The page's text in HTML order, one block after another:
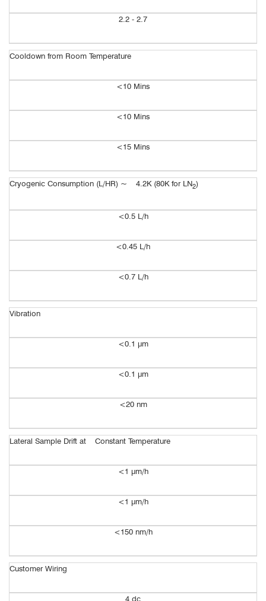
2.2 - 2.7
Cooldown from Room Temperature
<10 Mins
<10 Mins
<15 Mins
Cryogenic Consumption (L/HR) ~ 4.2K (80K for LN2)
<0.5 L/h
<0.45 L/h
<0.7 L/h
Vibration
<0.1 μm
<0.1 μm
<20 nm
Lateral Sample Drift at Constant Temperature
<1 μm/h
<1 μm/h
<150 nm/h
Customer Wiring
4 dc